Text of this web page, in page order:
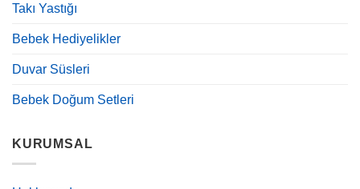
Takı Yastığı
Bebek Hediyelikler
Duvar Süsleri
Bebek Doğum Setleri
KURUMSAL